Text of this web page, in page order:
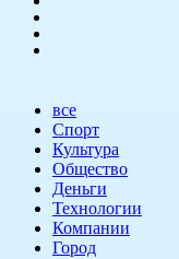
все
Спорт
Культура
Общество
Деньги
Технологии
Компании
Город